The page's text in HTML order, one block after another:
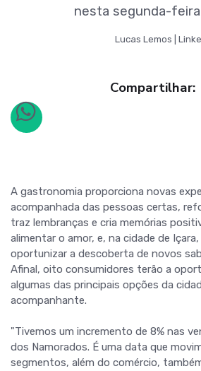
nesta segunda-
Lucas Lemos | Linke
Compartilhar:
A gastronomia proporciona novas
acompanhada das pessoas certas,
traz lembranças e cria memórias
alimentar o amor, e, na cidade de
oportunizar a descoberta de novos
Afinal, oito consumidores terão a
algumas das principais opções da
acompanhante.
"Tivemos um incremento de 8% nas
dos Namorados. É uma data que
segmentos, além do comércio,